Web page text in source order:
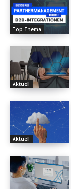
Top Thema
Aktuell
Aktuell